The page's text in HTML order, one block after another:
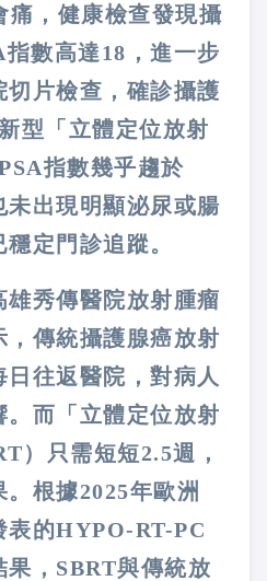
痛，健康檢查發現攝
數高達18，進一步
片檢查，確診攝護
型「立體定位放射
指數幾乎趨於
出現明顯泌尿或腸
定門診追蹤。
雄秀傳醫院放射腫瘤
傳統攝護腺癌放射
往返醫院，對病人
而「立體定位放射
）只需短短2.5週，
根據2025年歐洲
表的HYPO-RT-PC
，SBRT與傳統放